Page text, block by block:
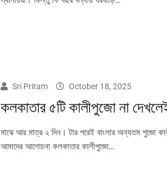
Sri Pritam October 18, 2025
কলকাতার ৫টি কালীপুজো না
মাঝে আর মাত্র ২ দিন। টার পরেই বাংলার অন্যতম পুজো
আমাদের আলোচনা কলকাতার কালীপুজো…